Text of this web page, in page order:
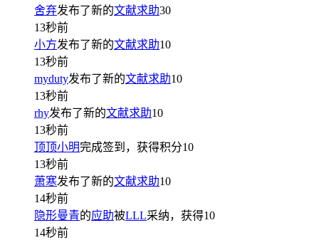
舍弃发布了新的文献求助30
13秒前
小方发布了新的文献求助10
13秒前
myduty发布了新的文献求助10
13秒前
rhy发布了新的文献求助10
13秒前
顶顶小明完成签到，获得积分10
13秒前
萧寒发布了新的文献求助10
14秒前
隐形曼青的应助被LLL采纳，获得10
14秒前